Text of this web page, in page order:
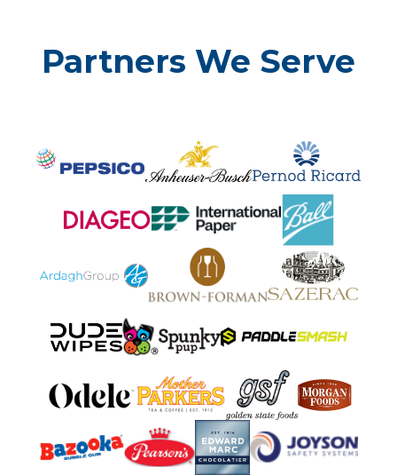
Partners We Serve